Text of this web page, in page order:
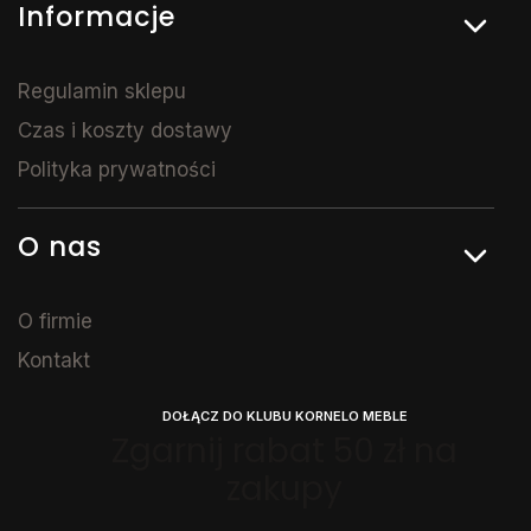
Informacje
Regulamin sklepu
Czas i koszty dostawy
Polityka prywatności
O nas
O firmie
Kontakt
DOŁĄCZ DO KLUBU KORNELO MEBLE